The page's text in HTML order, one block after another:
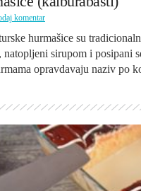
komentar
hurmašice su
natopljeni sirupom i posipani
opravdavaju naziv po